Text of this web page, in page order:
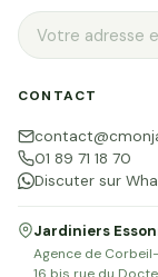
CONTACT
01 89 71 18 70
Discuter sur
Jardiniers
Agence de
16 bis rue du